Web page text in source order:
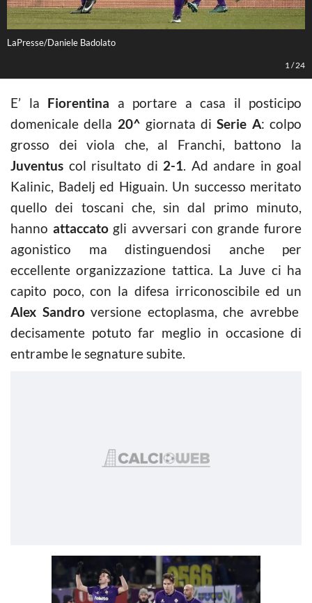
LaPresse/Daniele Badolato
1 /24
E’ la Fiorentina a portare a casa il posticipo
domenicale della 20^ giornata diSerie A: colpo
grosso dei viola che, al Franchi, battono la
Juventus col risultato di 2-1. Ad andare in goal
Kalinic, Badelj ed Higuain. Un successo meritato
quello dei toscani che, sin dal primo minuto,
hanno attaccatogli avversari con grande furore
agonistico ma distinguendosi anche per
eccellente organizzazione tattica. La Juve ci ha
capito poco, con la difesa irriconoscibile ed un
Alex Sandroversione ectoplasma, che avrebbe
decisamente potuto far meglio in occasione di
entrambe le segnature subite.